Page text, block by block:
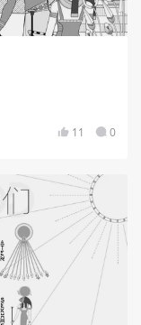
11 0